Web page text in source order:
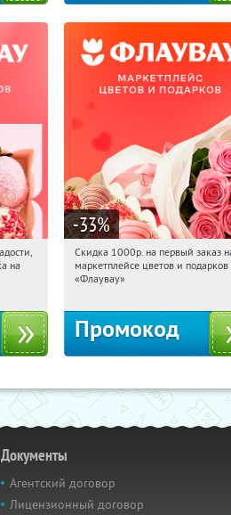
на
-33%
12:01:37
Россия
Скидка 1000р. на первый заказ
маркетплейсе цветов и подарков
«Флаувау»
Промокод
Документы
Агентский договор
Лицензионный договор